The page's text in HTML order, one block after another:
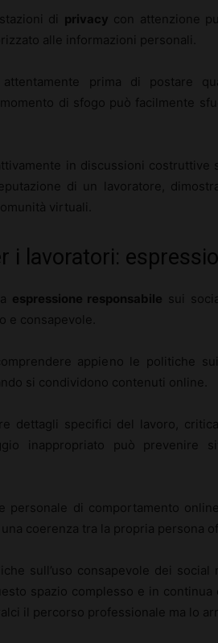
di privacy con attenzione
alle informazioni personali.
attentamente prima di postare
di sfogo può facilmente
in discussioni
di un lavoratore,
virtuali.
i lavoratori:
espressione responsabile sui
e consapevole.
appieno le politiche
si condividono contenuti online.
dettagli specifici del lavoro,
inappropriato può prevenire
personale di comportamento
coerenza tra la propria persona
sull’uso consapevole dei
spazio complesso e in
il percorso professionale ma lo